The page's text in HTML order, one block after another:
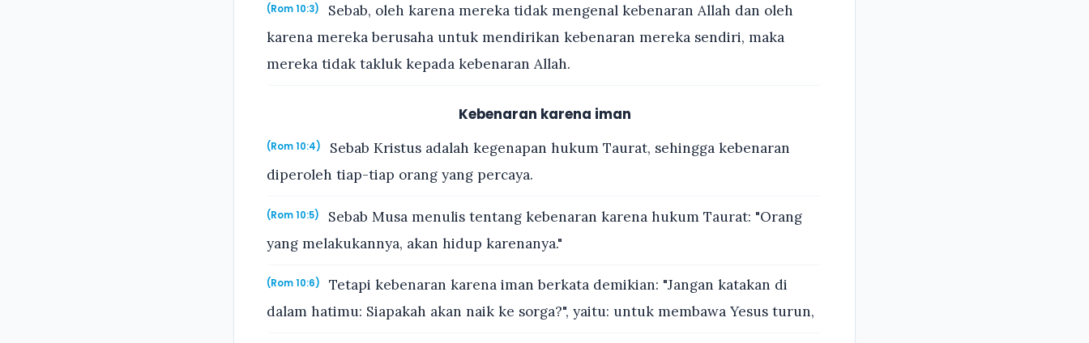
(Rom 10:3)
Sebab, oleh karena mereka tidak mengenal kebenaran Allah dan oleh
karena mereka berusaha untuk mendirikan kebenaran mereka sendiri, maka
mereka tidak takluk kepada kebenaran Allah.
Kebenaran karena iman
(Rom 10:4)
Sebab Kristus adalah kegenapan hukum Taurat, sehingga kebenaran
diperoleh tiap-tiap orang yang percaya.
(Rom 10:5)
Sebab Musa menulis tentang kebenaran karena hukum Taurat: "Orang
yang melakukannya, akan hidup karenanya."
(Rom 10:6)
Tetapi kebenaran karena iman berkata demikian: "Jangan katakan di
dalam hatimu: Siapakah akan naik ke sorga?", yaitu: untuk membawa Yesus turun,